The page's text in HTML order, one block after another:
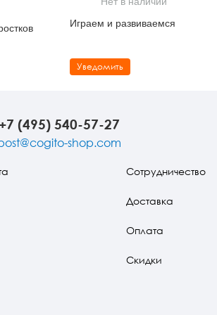
панические атаки
психотерапии
и эргономика психология
психоанализ
Играем и развиваемся
Уведомить
+7 (495) 540-57-27
shop.com
Сотрудничество
Доставка
Оплата
Скидки